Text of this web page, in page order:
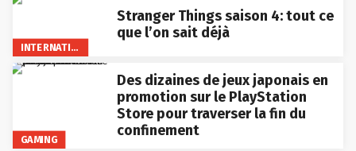
INTERNATIONAL
Stranger Things saison 4: tout ce
que l’on sait déjà
GAMING
Des dizaines de jeux japonais en
promotion sur le PlayStation
Store pour traverser la fin du
confinement